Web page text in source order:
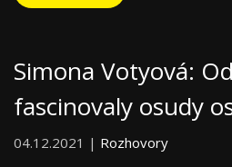
Simona Votyová:
fascinovaly osudy
04.12.2021 | Rozhovory